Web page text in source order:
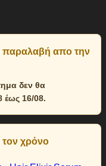
παραλαβή απο την
δεν θα
έως 16/08.
τον χρόνο